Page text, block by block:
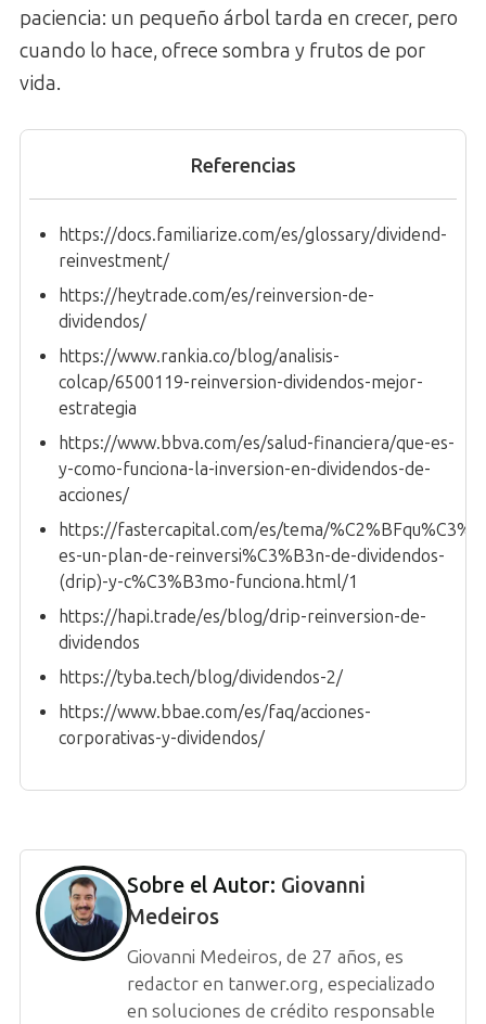
paciencia: un pequeño árbol tarda en crecer, pero
cuando lo hace, ofrece sombra y frutos de por
vida.
Referencias
https://docs.familiarize.com/es/glossary/dividend-
reinvestment/
https://heytrade.com/es/reinversion-de-
dividendos/
https://www.rankia.co/blog/analisis-
colcap/6500119-reinversion-dividendos-mejor-
estrategia
https://www.bbva.com/es/salud-financiera/que-es-
y-como-funciona-la-inversion-en-dividendos-de-
acciones/
https://fastercapital.com/es/tema/
es-un-plan-de-reinversi%C3%B3n-de-dividendos-
(drip)-y-c%C3%B3mo-funciona.html/1
https://hapi.trade/es/blog/drip-reinversion-de-
dividendos
https://tyba.tech/blog/dividendos-2/
https://www.bbae.com/es/faq/acciones-
corporativas-y-dividendos/
Sobre el Autor: Giovanni
Medeiros
Giovanni Medeiros, de 27 años, es
redactor en tanwer.org, especializado
en soluciones de crédito responsable